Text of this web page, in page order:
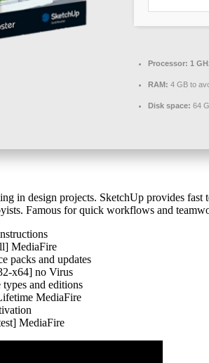
Processor: 1
RAM: 4 GB to
Disk space: 64
in design projects. SketchUp provides
Famous for quick workflows and
MediaFire
packs and updates
x64] no Virus
and editions
MediaFire
MediaFire